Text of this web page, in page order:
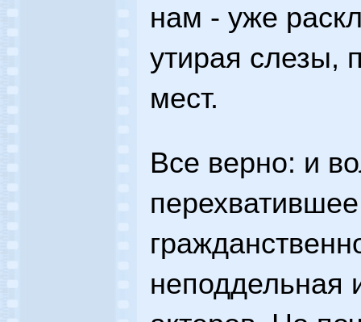
нам - уже
утирая слезы,
мест.
Все верно: и
неподдельная